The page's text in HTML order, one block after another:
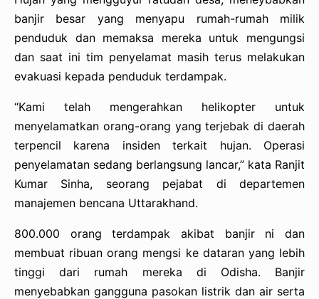
banjir besar yang menyapu rumah-rumah milik
penduduk dan memaksa mereka untuk mengungsi
dan saat ini tim penyelamat masih terus melakukan
evakuasi kepada penduduk terdampak.
“Kami telah mengerahkan helikopter untuk
menyelamatkan orang-orang yang terjebak di daerah
terpencil karena insiden terkait hujan. Operasi
penyelamatan sedang berlangsung lancar,” kata Ranjit
Kumar Sinha, seorang pejabat di departemen
manajemen bencana Uttarakhand.
800.000 orang terdampak akibat banjir ni dan
membuat ribuan orang mengsi ke dataran yang lebih
tinggi dari rumah mereka di Odisha. Banjir
menyebabkan gangguna pasokan listrik dan air serta